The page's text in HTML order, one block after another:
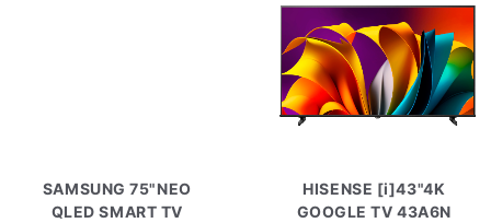
SAMSUNG 75"NEO
QLED SMART TV
HISENSE [i]43"4K
GOOGLE TV 43A6N